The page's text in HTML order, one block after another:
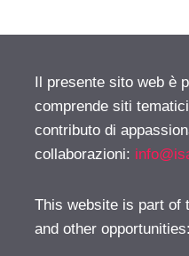
Il presente sito web è
comprende siti
contributo di
collaborazioni:
This website is part of
and other opportunities: